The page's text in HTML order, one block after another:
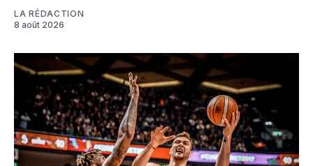
LA RÉDACTION
8 août 2026